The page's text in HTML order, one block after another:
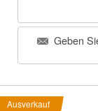
Geben
Ausverkauf